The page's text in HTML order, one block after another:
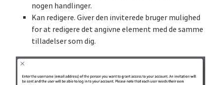
nogen handlinger.
Kan redigere. Giver den inviterede bruger mulighed
for at redigere det angivne element med de samme
tilladelser som dig.